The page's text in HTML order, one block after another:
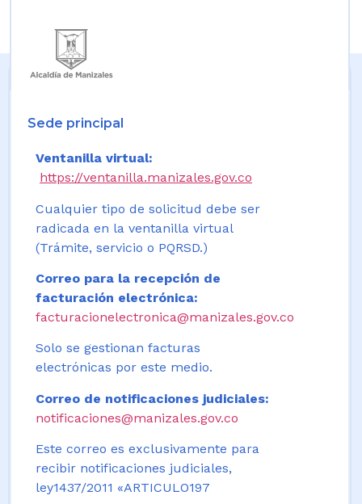
Sede principal
Ventanilla virtual:
https://ventanilla.manizales.gov.co
Cualquier tipo de solicitud debe ser
radicada en la ventanilla virtual
(Trámite, servicio o PQRSD.)
Correo para la recepción de
facturación electrónica:
facturacionelectronica@manizales.gov.co
Solo se gestionan facturas
electrónicas por este medio.
Correo de notificaciones judiciales:
notificaciones@manizales.gov.co
Este correo es exclusivamente para
recibir notificaciones judiciales,
ley1437/2011 «ARTICULO197